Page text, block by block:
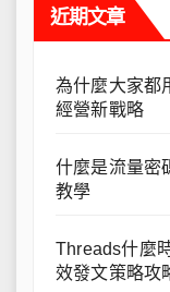
近期文章
為什麼大家都
經營新戰略
什麼是流量密
教學
Threads什麼
效發文策略攻